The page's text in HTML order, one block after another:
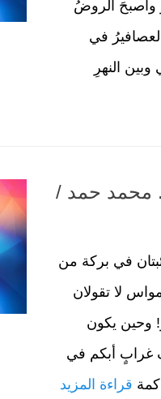
وأصبحَ الروضُ
في
النهرِ
محمد حمد /
في بركة من
لا تقولان
وحين يكون
غرابٍ أبكم في
قراءة المزيد